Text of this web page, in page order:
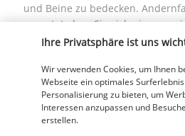
und Beine zu bedecken.
erwartet, dass Sie sich einen
Ihre Privatsphäre ist uns
Wir verwenden Cookies, um Ihnen
Webseite ein optimales
Personalisierung zu bieten, um
Interessen anzupassen und
erstellen.